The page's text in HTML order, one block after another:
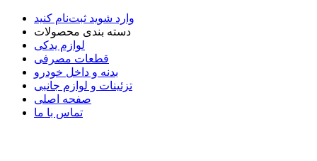
وارد شوید ثبت‌نام کنید
دسته بندی محصولات
لوازم یدکی
قطعات مصرفی
بدنه و داخل خودرو
تزئینات و لوازم جانبی
صفحه اصلی
تماس با ما